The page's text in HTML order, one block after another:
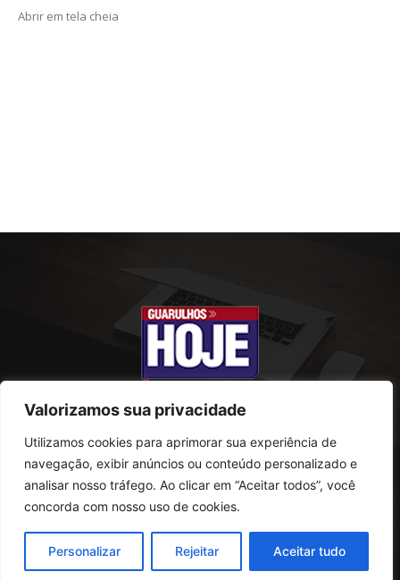
Valorizamos sua privacidade
Utilizamos cookies para aprimorar sua experiência de
navegação, exibir anúncios ou conteúdo personalizado e
analisar nosso tráfego. Ao clicar em “Aceitar todos”, você
concorda com nosso uso de cookies.
Personalizar Rejeitar Aceitar tudo
Abrir em tela cheia
SOBRE NÓS
Rua Conselheiro Antonio Prado, 121
CEP: 07095-180
Telefone: (11) 2823-0800